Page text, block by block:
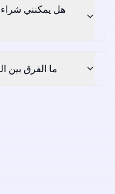
هل يمكنني شراء
ما الفرق بين